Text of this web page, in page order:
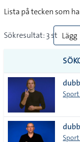
Lista på tecken som
Sökresultat: 3 st Lägg
till
alla i
lista